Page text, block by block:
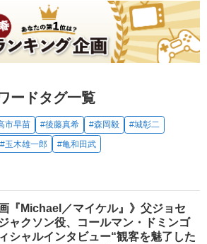
ードタグ一覧
市早苗 #後藤真希 #森岡毅
#城彰二
#玉木雄一郎 #亀和田武
画『Michael／マイケル』》父ジョセ
ャクソン役、コールマン・ドミンゴ
シャルインタビュー“観客を魅了した